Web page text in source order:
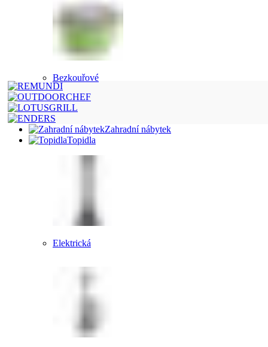
Bezkouřové
Zahradní nábytek
Topidla
Elektrická